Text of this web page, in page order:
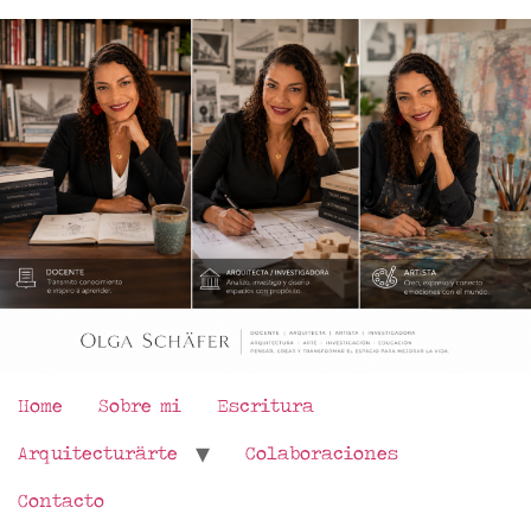
Home Sobre mi
Escritura
Arquitecturärte
Colaboraciones
Contacto